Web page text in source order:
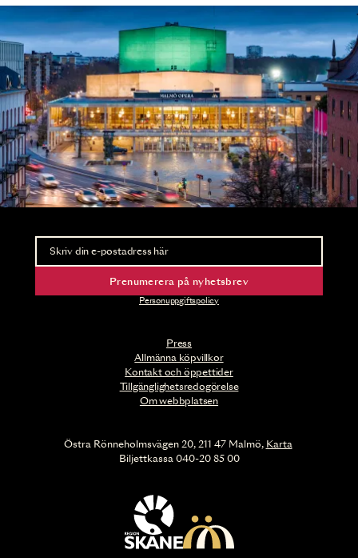
Press
Allmänna köpvillkor
Kontakt och öppettider
Tillgänglighetsredogörelse
Om webbplatsen
Nyhetsbrev
Ta del av förhandsinformation och biljettsläpp.
Prenumerera på nyhetsbrev
Personuppgiftspolicy
Östra Rönneholmsvägen 20, 211 47 Malmö, Karta
Biljettkassa 040-20 85 00